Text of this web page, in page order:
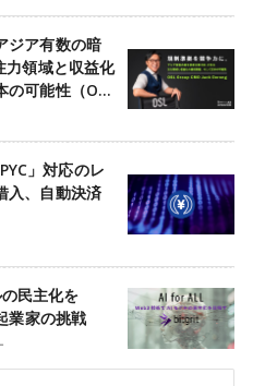
ジア有数の暗
力領域と収益化
の可能性（O…
」対応のレ
入、自動決済
民主化を
業家の挑戦